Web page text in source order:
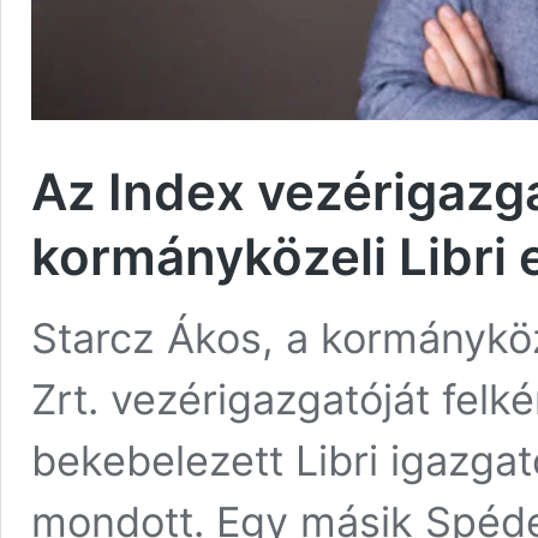
Az Index
kormányközeli Libri
Starcz Ákos, a
Zrt. vezérigazgatóját
bekebelezett Libri
mondott. Egy másik